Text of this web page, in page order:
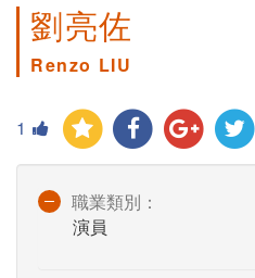
劉亮佐
Renzo LIU
1
職業類別：
演員